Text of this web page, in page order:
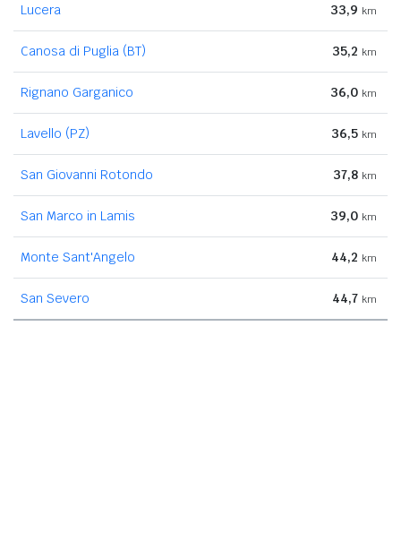
Lucera 33,9 km
Canosa di Puglia (BT) 35,2 km
Rignano Garganico 36,0 km
Lavello (PZ) 36,5 km
San Giovanni Rotondo 37,8 km
San Marco in Lamis 39,0 km
Monte Sant'Angelo 44,2 km
San Severo 44,7 km